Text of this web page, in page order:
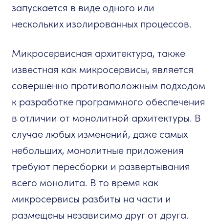
запускается в виде одного или
нескольких изолированных процессов.
Микросервисная архитектура, также
известная как микросервисы, является
совершенно противоположным подходом
к разработке программного обеспечения
в отличии от монолитной архитектуры. В
случае любых изменений, даже самых
небольших, монолитные приложения
требуют пересборки и развертывания
всего монолита. В то время как
микросервисы разбиты на части и
размещены независимо друг от друга.